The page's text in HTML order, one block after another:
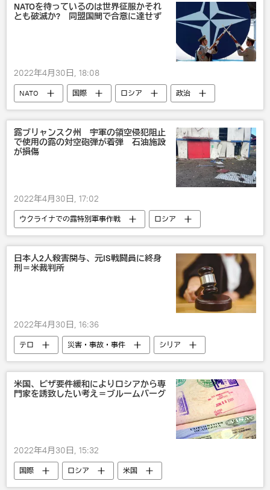
NATOを待っているのは世界征服かそれ
とも破滅か? 同盟国間で合意に達せず
2022年4月30日, 18:08
NATO 国際 ロシア
政治
軍事
露ブリャンスク州 宇軍の領空侵犯阻止
で使用の露の対空砲弾が着弾 石油施設
が損傷
2022年4月30日, 17:02
ウクライナでの露特別軍事作戦
ロシア
ウクライナ
軍事
日本人2人殺害関与、元IS戦闘員に終身
刑＝米裁判所
2022年4月30日, 16:36
テロ 災害・事故・事件
シリア
裁判所
米国
米国、ビザ要件緩和によりロシアから専
門家を誘致したい考え＝ブルームバーグ
2022年4月30日, 15:32
国際 ロシア 米国